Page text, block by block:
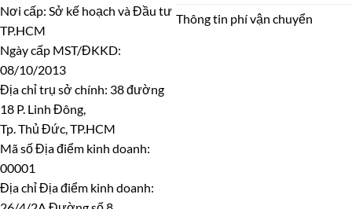
Nơi cấp: Sở kế hoạch và Đầu tư
TP.HCM
Ngày cấp MST/ĐKKD:
08/10/2013
Địa chỉ trụ sở chính: 38 đường
18 P. Linh Đông,
Tp. Thủ Đức, TP.HCM
Mã số Địa điểm kinh doanh:
00001
Địa chỉ Địa điểm kinh doanh:
Thông tin phí vận chuyển